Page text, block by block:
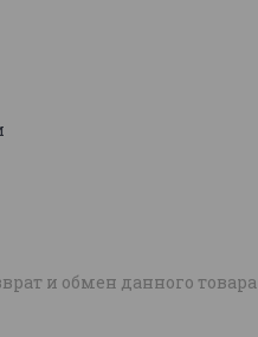
и обмен данного товара